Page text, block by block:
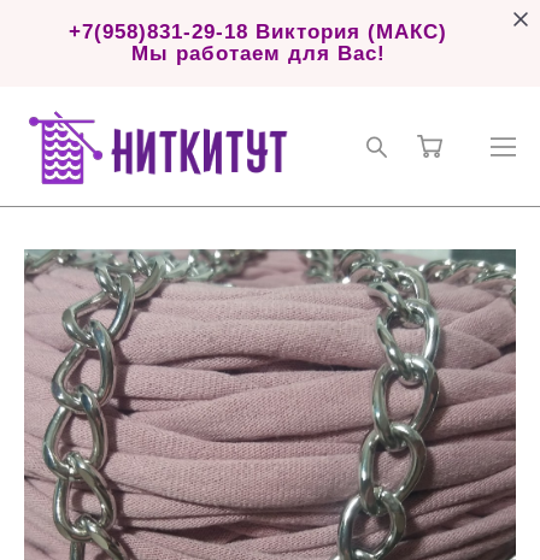
+7(958)831-29-18 Виктория (МАКС)
Мы работаем для Вас!